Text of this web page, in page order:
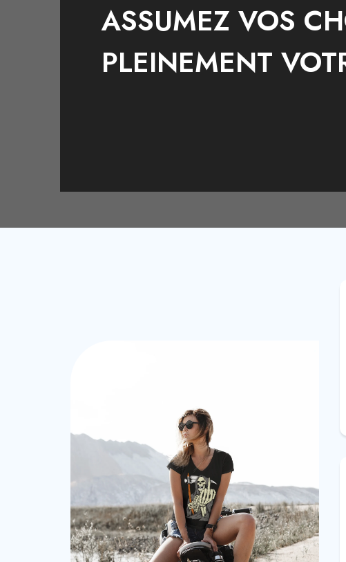
ASSUMEZ VOS
PLEINEMENT